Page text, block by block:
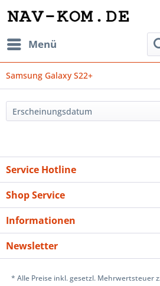
Menü
Samsung Galaxy S22+
Service Hotline
Shop Service
Informationen
Newsletter
* Alle Preise inkl. gesetzl. Mehrwertsteuer